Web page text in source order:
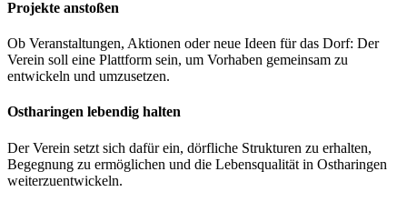
Projekte anstoßen
Ob Veranstaltungen, Aktionen oder neue Ideen für das Dorf: Der
Verein soll eine Plattform sein, um Vorhaben gemeinsam zu
entwickeln und umzusetzen.
Ostharingen lebendig halten
Der Verein setzt sich dafür ein, dörfliche Strukturen zu erhalten,
Begegnung zu ermöglichen und die Lebensqualität in Ostharingen
weiterzuentwickeln.